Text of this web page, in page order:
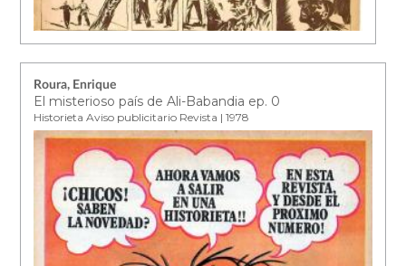
Roura, Enrique
El misterioso país de Ali-Babandia ep. 0
Historieta Aviso publicitario Revista | 1978